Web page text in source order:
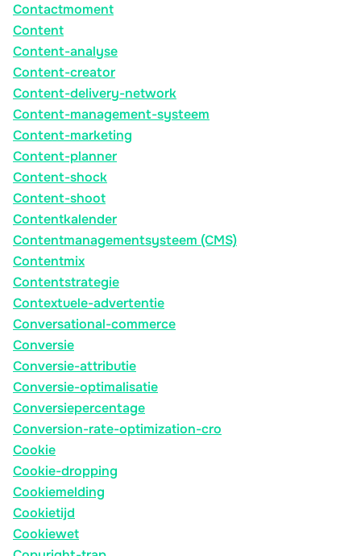
Contactmoment
Content
Content-analyse
Content-creator
Content-delivery-network
Content-management-systeem
Content-marketing
Content-planner
Content-shock
Content-shoot
Contentkalender
Contentmanagementsysteem (CMS)
Contentmix
Contentstrategie
Contextuele-advertentie
Conversational-commerce
Conversie
Conversie-attributie
Conversie-optimalisatie
Conversiepercentage
Conversion-rate-optimization-cro
Cookie
Cookie-dropping
Cookiemelding
Cookietijd
Cookiewet